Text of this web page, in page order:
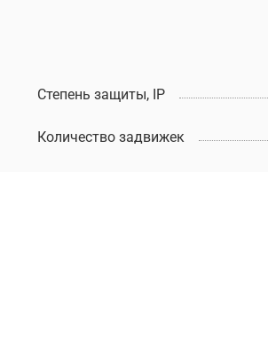
Степень защиты, IP
Количество задвижек